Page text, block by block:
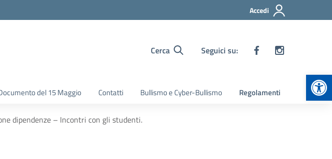
Accedi
Cerca Seguici su:
del 15 Maggio Contatti Bullismo e Cyber-Bullismo Regolamenti
dipendenze – Incontri con gli studenti.